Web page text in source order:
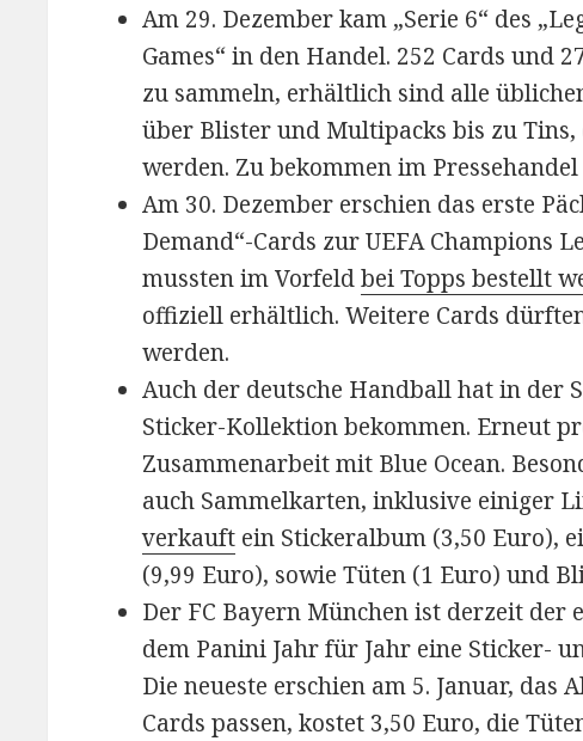
Am 29. Dezember kam „Serie 6“ des
Games“ in den Handel. 252 Cards und
zu sammeln, erhältlich sind alle
über Blister und Multipacks bis zu
werden. Zu bekommen im
Am 30. Dezember erschien das erste
Demand“-Cards zur UEFA Champions
mussten im Vorfeldbei Topps bestellt
offiziell erhältlich. Weitere Cards
werden.
Auch der deutsche Handball hat in der
Sticker-Kollektion bekommen. Erneut
Zusammenarbeit mit Blue Ocean.
auch Sammelkarten, inklusive einiger
verkauft ein Stickeralbum (3,50 Euro),
(9,99 Euro), sowie Tüten (1 Euro) und
Der FC Bayern München ist derzeit der
dem Panini Jahr für Jahr eine Sticker-
Die neueste erschien am 5. Januar, das
Cards passen, kostet 3,50 Euro, die